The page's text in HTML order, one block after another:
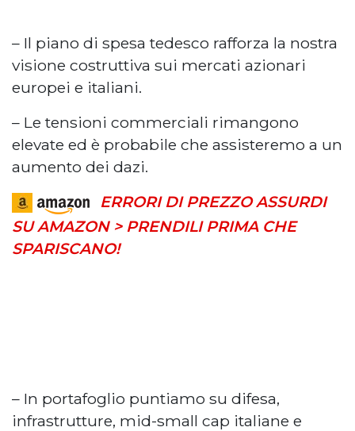
– Il piano di spesa tedesco rafforza la nostra
visione costruttiva sui mercati azionari
europei e italiani.
– Le tensioni commerciali rimangono
elevate ed è probabile che assisteremo a un
aumento dei dazi.
ERRORI DI PREZZO ASSURDI
SU AMAZON > PRENDILI PRIMA CHE
SPARISCANO!
– In portafoglio puntiamo su difesa,
infrastrutture, mid-small cap italiane e